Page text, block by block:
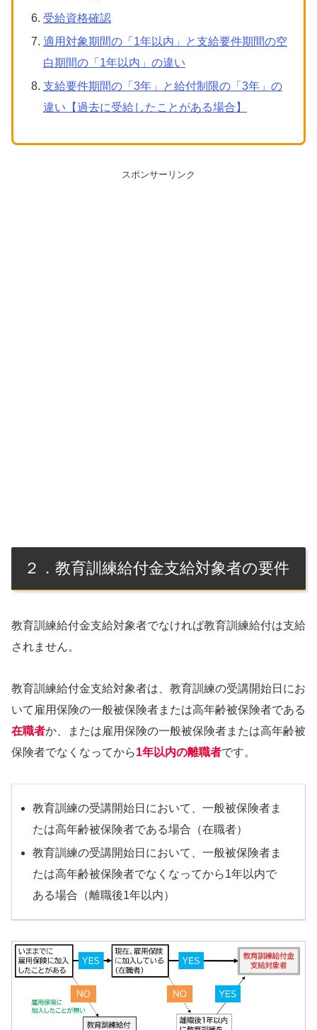
受給資格確認
適用対象期間の「1年以内」と支給要件期間の空
白期間の「1年以内」の違い
支給要件期間の「3年」と給付制限の「3年」の
違い【過去に受給したことがある場合】
スポンサーリンク
２．教育訓練給付金支給対象者の要件
教育訓練給付金支給対象者でなければ教育訓練給付は支給
されません。
教育訓練給付金支給対象者は、教育訓練の受講開始日にお
いて雇用保険の一般被保険者または高年齢被保険者である
在職者か、または雇用保険の一般被保険者または高年齢被
保険者でなくなってから1年以内の離職者です。
教育訓練の受講開始日において、一般被保険者ま
たは高年齢被保険者である場合（在職者）
教育訓練の受講開始日において、一般被保険者ま
たは高年齢被保険者でなくなってから1年以内で
ある場合（離職後1年以内）